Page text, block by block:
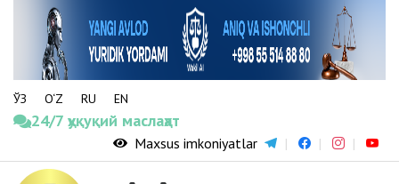
ЎЗ O‘Z RU EN
24/7 ҳуқуқий маслаҳат
Maxsus imkoniyatlar